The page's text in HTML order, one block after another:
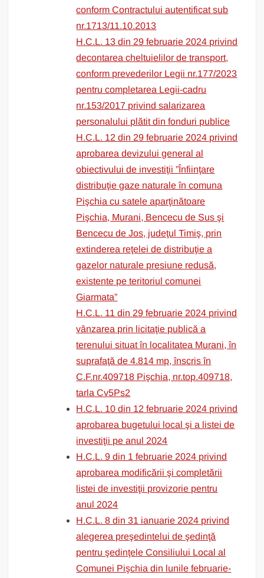
conform Contractului autentificat sub
nr.1713/11.10.2013
H.C.L. 13 din 29 februarie 2024 privind
decontarea cheltuielilor de transport,
conform prevederilor Legii nr.177/2023
pentru completarea Legii-cadru
nr.153/2017 privind salarizarea
personalului plătit din fonduri publice
H.C.L. 12 din 29 februarie 2024 privind
aprobarea devizului general al
obiectivului de investiţii ”Înfiinţare
distribuţie gaze naturale în comuna
Pişchia cu satele aparţinătoare
Pişchia, Murani, Bencecu de Sus şi
Bencecu de Jos, judeţul Timiş, prin
extinderea reţelei de distribuţie a
gazelor naturale presiune redusă,
existente pe teritoriul comunei
Giarmata”
H.C.L. 11 din 29 februarie 2024 privind
vânzarea prin licitaţie publică a
terenului situat în localitatea Murani, în
suprafaţă de 4.814 mp, înscris în
C.F.nr.409718 Pişchia, nr.top.409718,
tarla Cv5Ps2
H.C.L. 10 din 12 februarie 2024 privind
aprobarea bugetului local şi a listei de
investiţii pe anul 2024
H.C.L. 9 din 1 februarie 2024 privind
aprobarea modificării şi completării
listei de investiţii provizorie pentru
anul 2024
H.C.L. 8 din 31 ianuarie 2024 privind
alegerea preşedintelui de şedinţă
pentru şedinţele Consiliului Local al
Comunei Pişchia din lunile februarie-